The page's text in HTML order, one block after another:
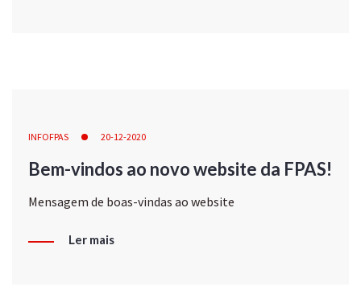
INFOFPAS 20-12-2020
Bem-vindos ao novo website da FPAS!
Mensagem de boas-vindas ao website
Ler mais